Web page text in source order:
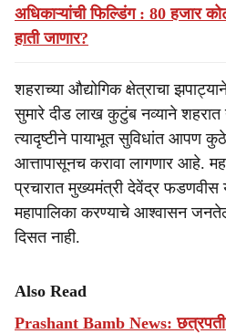
अधिकाऱ्यांची फिल्डिंग : 80 हजार
हाती जाणार?
शहराच्या औद्योगिक क्षेत्राचा
सुमारे दीड लाख कुटुंब नव्याने
त्यादृष्टीने पायाभूत सुविधांत आपण
आत्तापासूनच करावा लागणार आहे.
प्रचारात मुख्यमंत्री देवेंद्र फडणवीस
महापालिका करण्याचे आश्‍वासन
दिसत नाही.
Also Read
Prashant Bamb News: छत्रपती